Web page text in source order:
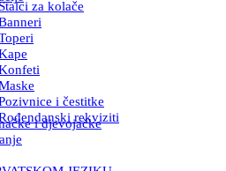
za kolače
i čestitke
i djevojačke
rekviziti